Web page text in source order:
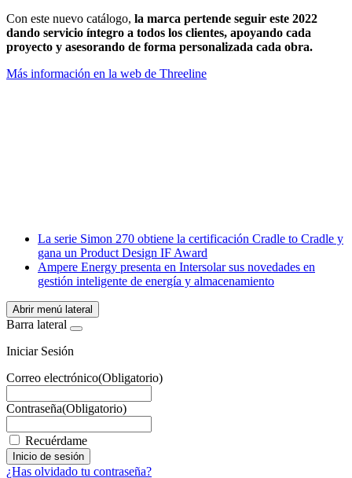
Con este nuevo catálogo, la marca pertende seguir este 2022
dando servicio íntegro a todos los clientes, apoyando cada
proyecto y asesorando de forma personalizada cada obra.
Más información en la web de Threeline
WhatsApp
La serie Simon 270 obtiene la certificación Cradle to Cradle y
gana un Product Design IF Award
Ampere Energy presenta en Intersolar sus novedades en
gestión inteligente de energía y almacenamiento
Abrir menú lateral
Barra lateral
Iniciar Sesión
Correo electrónico(Obligatorio)
Contraseña(Obligatorio)
Recuérdame
¿Has olvidado tu contraseña?